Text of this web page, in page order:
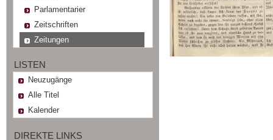
Parlamentarier
Zeitschriften
Zeitungen
LISTEN
Neuzugänge
Alle Titel
Kalender
DIREKTE LINKS